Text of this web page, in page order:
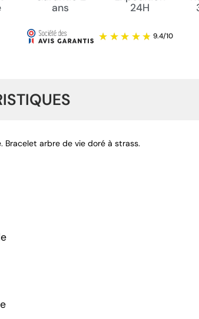
ans
24H
arbre de vie doré à strass.